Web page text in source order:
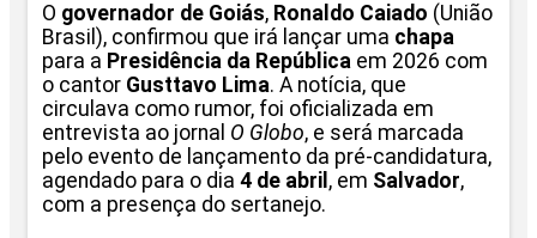
O governador de Goiás, Ronaldo Caiado (União
Brasil), confirmou que irá lançar uma chapa
para a Presidência da República em 2026 com
o cantor Gusttavo Lima. A notícia, que
circulava como rumor, foi oficializada em
entrevista ao jornal O Globo, e será marcada
pelo evento de lançamento da pré-candidatura,
agendado para o dia 4 de abril , em Salvador,
com a presença do sertanejo.